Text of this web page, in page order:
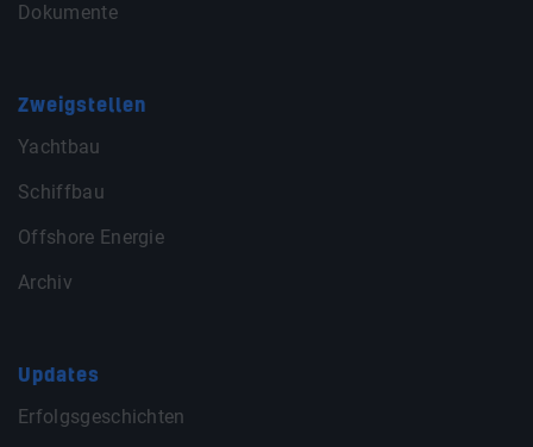
Dokumente
Zweigstellen
Yachtbau
Schiffbau
Offshore Energie
Archiv
Updates
Erfolgsgeschichten